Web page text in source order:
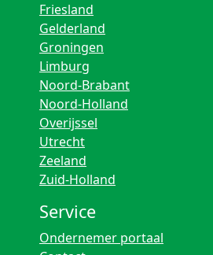
Friesland
Gelderland
Groningen
Limburg
Noord-Brabant
Noord-Holland
Overijssel
Utrecht
Zeeland
Zuid-Holland
Service
Ondernemer portaal